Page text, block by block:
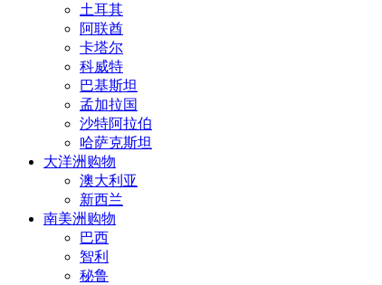
土耳其
阿联酋
卡塔尔
科威特
巴基斯坦
孟加拉国
沙特阿拉伯
哈萨克斯坦
大洋洲购物
澳大利亚
新西兰
南美洲购物
巴西
智利
秘鲁